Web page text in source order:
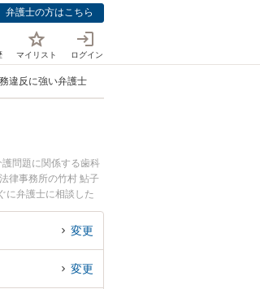
弁護士の方はこちら
マイリスト ログイン
違反に強い弁護士
問題に関係する歯科
律事務所の竹村 鮎子
に弁護士に相談した
る練馬区内の弁護士に
変更
変更